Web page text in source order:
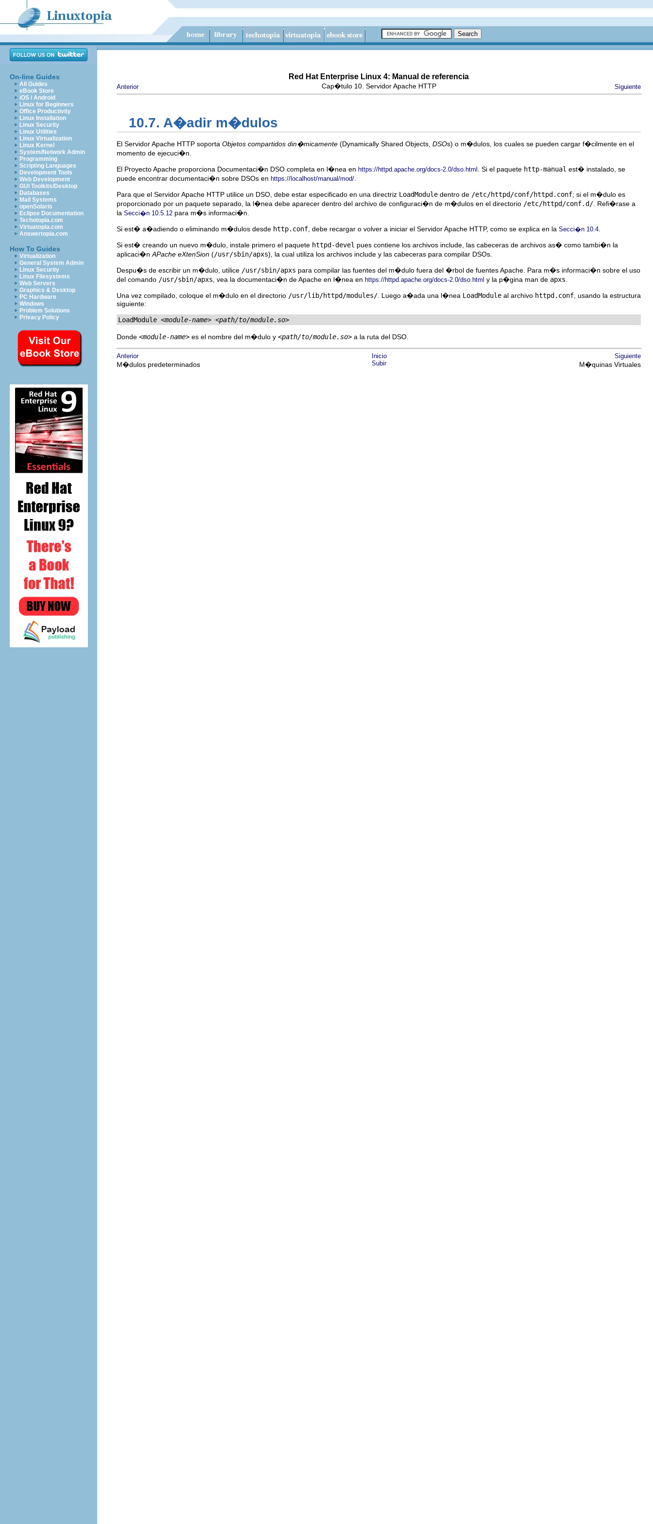
On-line Guides
All Guides
eBook Store
iOS / Android
Linux for Beginners
Office Productivity
Linux Installation
Linux Security
Linux Utilities
Linux Virtualization
Linux Kernel
System/Network Admin
Programming
Scripting Languages
Development Tools
Web Development
GUI Toolkits/Desktop
Databases
Mail Systems
openSolaris
Eclipse Documentation
Techotopia.com
Virtuatopia.com
Answertopia.com
How To Guides
Virtualization
General System Admin
Linux Security
Linux Filesystems
Web Servers
Graphics & Desktop
PC Hardware
Windows
Problem Solutions
Privacy Policy
Red Hat Enterprise Linux 4: Manual de referencia
Anterior Cap�tulo 10. Servidor Apache HTTP Siguiente
10.7. A�adir m�dulos
El Servidor Apache HTTP soporta Objetos compartidos din�micamente (Dynamically Shared Objects, DSOs) o m�dulos, los cuales se pueden cargar f�cilmente en el
momento de ejecuci�n.
El Proyecto Apache proporciona Documentaci�n DSO completa en l�nea en https://httpd.apache.org/docs-2.0/dso.html . Si el paquete http-manual est� instalado, se
puede encontrar documentaci�n sobre DSOs en https://localhost/manual/mod/
Para que el Servidor Apache HTTP utilice un DSO, debe estar especificado en una directriz LoadModule dentro de /etc/httpd/conf/httpd.conf; si el m�dulo es
proporcionado por un paquete separado, la l�nea debe aparecer dentro del archivo de configuraci�n de m�dulos en el directorio /etc/httpd/conf.d/ . Refi�rase a
la Secci�n 10.5.12 para m�s informaci�n.
Si est� a�adiendo o eliminando m�dulos desde http.conf , debe recargar o volver a iniciar el Servidor Apache HTTP, como se explica en la Secci�n 10.4
Si est� creando un nuevo m�dulo, instale primero el paquete httpd-devel pues contiene los archivos include, las cabeceras de archivos as� como tambi�n la
aplicaci�n APache eXtenSion (/usr/sbin/apxs), la cual utiliza los archivos include y las cabeceras para compilar DSOs.
Despu�s de escribir un m�dulo, utilice /usr/sbin/apxs para compilar las fuentes del m�dulo fuera del �rbol de fuentes Apache. Para m�s informaci�n sobre el uso
del comando /usr/sbin/apxs , vea la documentaci�n de Apache en l�nea en https://httpd.apache.org/docs-2.0/dso.html y la p�gina man de apxs
Una vez compilado, coloque el m�dulo en el directorio /usr/lib/httpd/modules/ . Luego a�ada una l�nea LoadModule al archivo httpd.conf , usando la estructura
siguiente:
LoadModule <module-name> <path/to/module.so>
Donde <module-name> es el nombre del m�dulo y <path/to/module.so> a la ruta del DSO.
Anterior Inicio Siguiente
M�dulos predeterminados Subir M�quinas Virtuales